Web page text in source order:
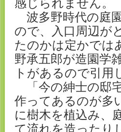
感じられません。
波多野時代の庭
ので、入口周辺が
たのかは定かでは
野承五郎が造園学
トがあるので引用
「今の紳士の邸
作ってあるのが多
に樹木を植込み、
て流れを造ったり